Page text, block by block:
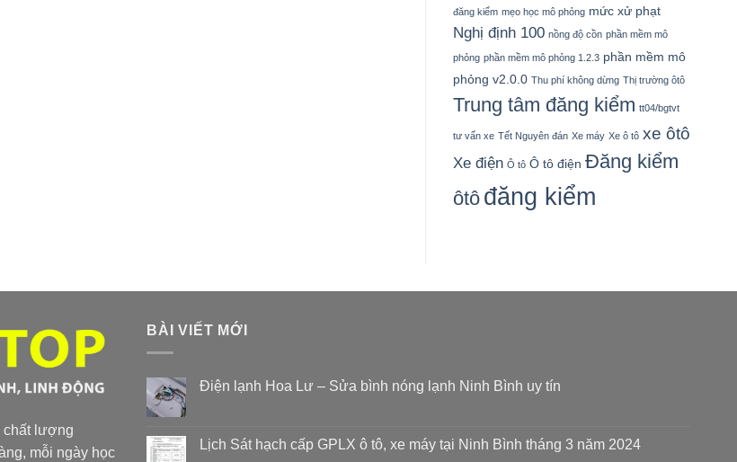
đăng kiểm mẹo học mô phỏng mức xử phạt
Nghị định 100 nồng độ cồn phần mềm mô
phỏng phần mềm mô phỏng 1.2.3 phần mềm mô
phỏng v2.0.0 Thu phí không dừng Thị trường ôtô
Trung tâm đăng kiểm tt04/bgtvt
tư vấn xe Tết Nguyên đán Xe máy Xe ô tô xe ôtô
Xe điện Ô tô Ô tô điện Đăng kiểm
ôtô đăng kiểm
chất lượng
mỗi ngày học
BÀI VIẾT MỚI
Điện lạnh Hoa Lư – Sửa bình nóng lạnh Ninh Bình uy tín
Lịch Sát hạch cấp GPLX ô tô, xe máy tại Ninh Bình tháng 3 năm 2024